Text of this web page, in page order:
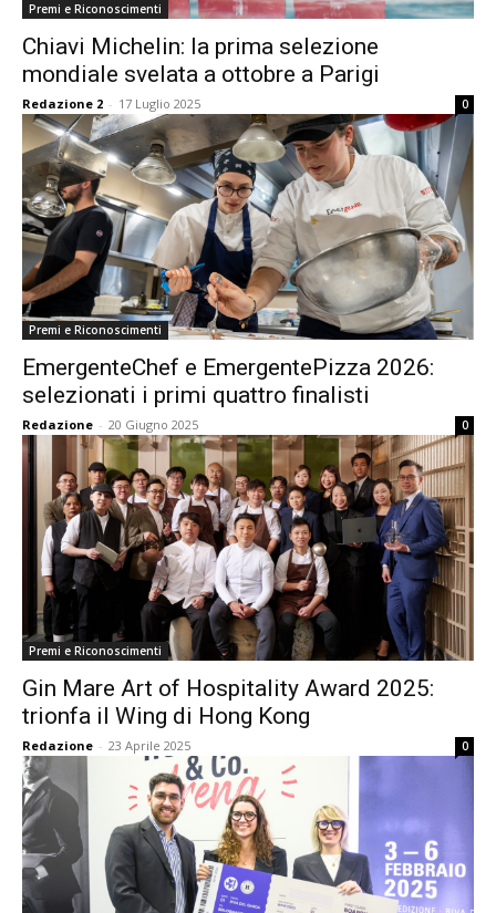
Premi e Riconoscimenti
Chiavi Michelin: la prima selezione
mondiale svelata a ottobre a Parigi
Redazione 2 - 17 Luglio 2025 0
Premi e Riconoscimenti
EmergenteChef e EmergentePizza 2026:
selezionati i primi quattro finalisti
Redazione - 20 Giugno 2025 0
Premi e Riconoscimenti
Gin Mare Art of Hospitality Award 2025:
trionfa il Wing di Hong Kong
Redazione - 23 Aprile 2025 0